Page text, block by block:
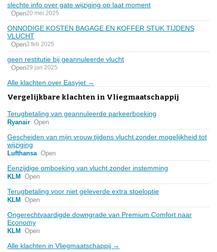
slechte info over gate wijziging op laat moment
Open20 mei 2025
ONNODIGE KOSTEN BAGAGE EN KOFFER STUK TIJDENS
VLUCHT
Open3 feb 2025
geen restitutie bij geannuleerde vlucht
Open29 jan 2025
Alle klachten over Easyjet →
Vergelijkbare klachten in Vliegmaatschappij
Terugbetaling van geannuleerde parkeerboeking
Ryanair Open
Gescheiden van mijn vrouw tijdens vlucht zonder mogelijkheid tot
wijziging
Lufthansa Open
Eenzijdige omboeking van vlucht zonder instemming
KLM Open
Terugbetaling voor niet geleverde extra stoeloptie
KLM Open
Ongerechtvaardigde downgrade van Premium Comfort naar
Economy
KLM Open
Alle klachten in Vliegmaatschappij →